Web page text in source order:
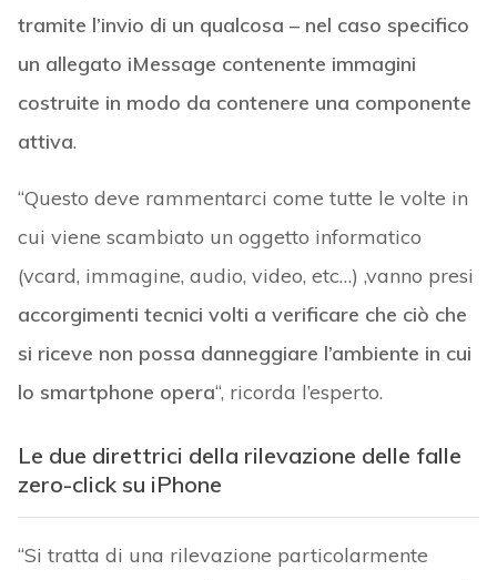
tramite l’invio di un qualcosa – nel caso specifico
un allegato iMessage contenente immagini
costruite in modo da contenere una componente
attiva.
“Questo deve rammentarci come tutte le volte in
cui viene scambiato un oggetto informatico
(vcard, immagine, audio, video, etc…) ,vanno presi
accorgimenti tecnici volti a verificare che ciò che
si riceve non possa danneggiare l’ambiente in cui
lo smartphone opera“, ricorda l’esperto.
Le due direttrici della rilevazione delle falle
zero-click su iPhone
“Si tratta di una rilevazione particolarmente